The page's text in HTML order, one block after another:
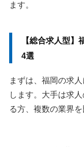
ます。
【総合求人型】
4選
まずは、福岡の求
します。大手は求
る方、複数の業界